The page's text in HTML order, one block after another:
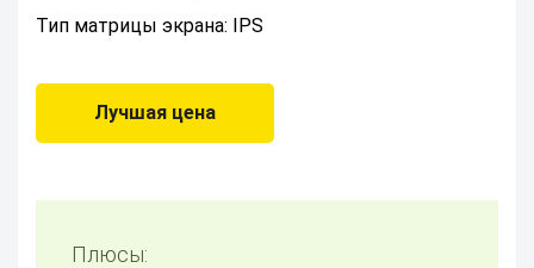
Тип матрицы экрана: IPS
Лучшая цена
Плюсы: